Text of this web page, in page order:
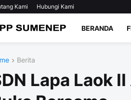
Kami Hubungi Kami
BERANDA
Berita
Lapa Laok